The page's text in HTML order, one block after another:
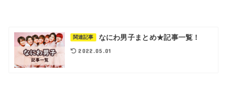
関連記事 なにわ男子まとめ★記事一覧！
2022.05.01